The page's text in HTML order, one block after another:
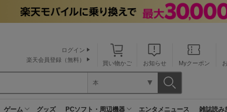
買い物かご お知らせ Myクーポン
ログイン
楽天会員登録（無料）
本
ゲーム グッズ PCソフト・周辺機器 エンタメニュース 雑誌読み